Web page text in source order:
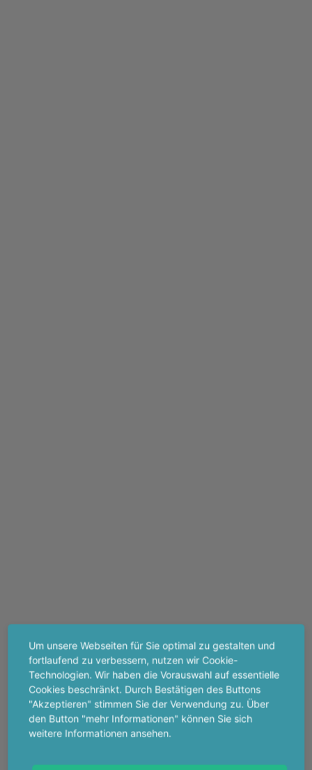
Um unsere Webseiten für Sie optimal zu gestalten und
fortlaufend zu verbessern, nutzen wir Cookie-
Technologien. Wir haben die Vorauswahl auf essentielle
Cookies beschränkt. Durch Bestätigen des Buttons
"Akzeptieren" stimmen Sie der Verwendung zu. Über
den Button "mehr Informationen" können Sie sich
weitere Informationen ansehen.